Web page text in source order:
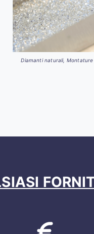
Diamanti naturali, Montature